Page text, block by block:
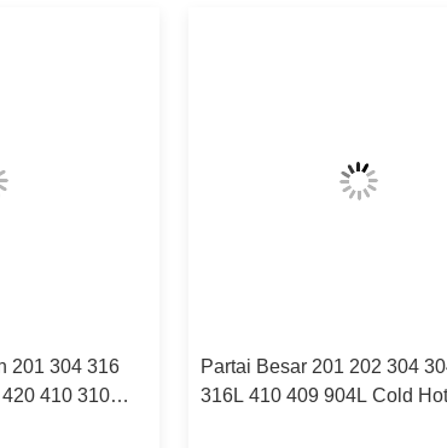
201 304 316
410 310
Partai Besar 201 202 304
316L 410 409 904L Cold